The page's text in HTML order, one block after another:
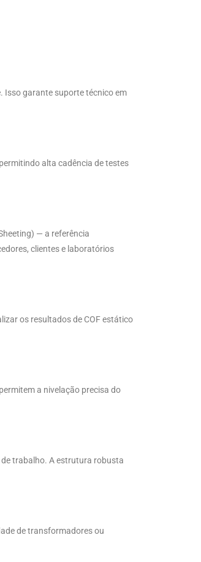
Isso garante suporte técnico em
alta cadência de testes
— a referência
clientes e laboratórios
os resultados de COF estático
a nivelação precisa do
de trabalho. A estrutura robusta
de transformadores ou